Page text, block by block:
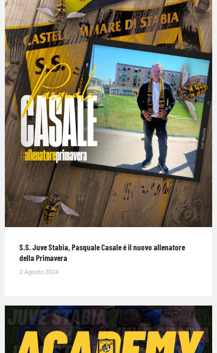
S.S. Juve Stabia, Pasquale Casale é il nuovo allenatore
della Primavera
2 Agosto 2024